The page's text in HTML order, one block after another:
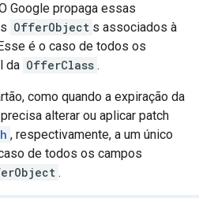
Google propaga essas
OfferObject s associados à
é o caso de todos os
da OfferClass .
como quando a expiração da
alterar ou aplicar patch
, respectivamente, a um único
de todos os campos
.